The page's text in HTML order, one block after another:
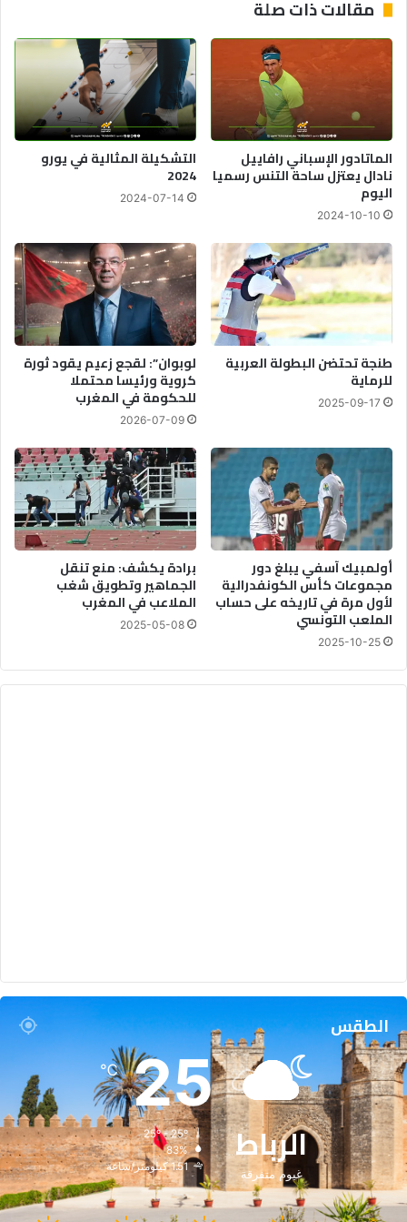
مقالات ذات صلة
الماتادور الإسباني رافاييل
نادال يعتزل ساحة التنس رسميا
اليوم
2024-10-10
التشكيلة المثالية في يورو
2024
2024-07-14
طنجة تحتضن البطولة العربية
للرماية
2025-09-17
لوبوان”: لقجع زعيم يقود ثورة
كروية ورئيسا محتملا
للحكومة في المغرب
2026-07-09
أولمبيك آسفي يبلغ دور
مجموعات كأس الكونفدرالية
لأول مرة في تاريخه على حساب
الملعب التونسي
2025-10-25
برادة يكشف: منع تنقل
الجماهير وتطويق شغب
الملاعب في المغرب
2025-05-08
الطقس
الرباط
غيوم متفرقة
25
℃
25º - 25º
83%
1.51 كيلومتر/ساعة